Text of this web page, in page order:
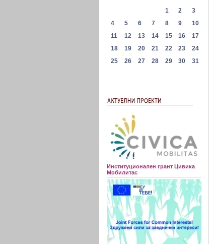
Институционален грант Цивика
Мобилитас